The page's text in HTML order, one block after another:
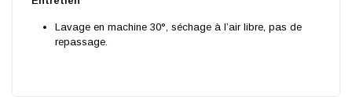
Lavage en machine 30°, séchage à l’air libre, pas de
repassage.